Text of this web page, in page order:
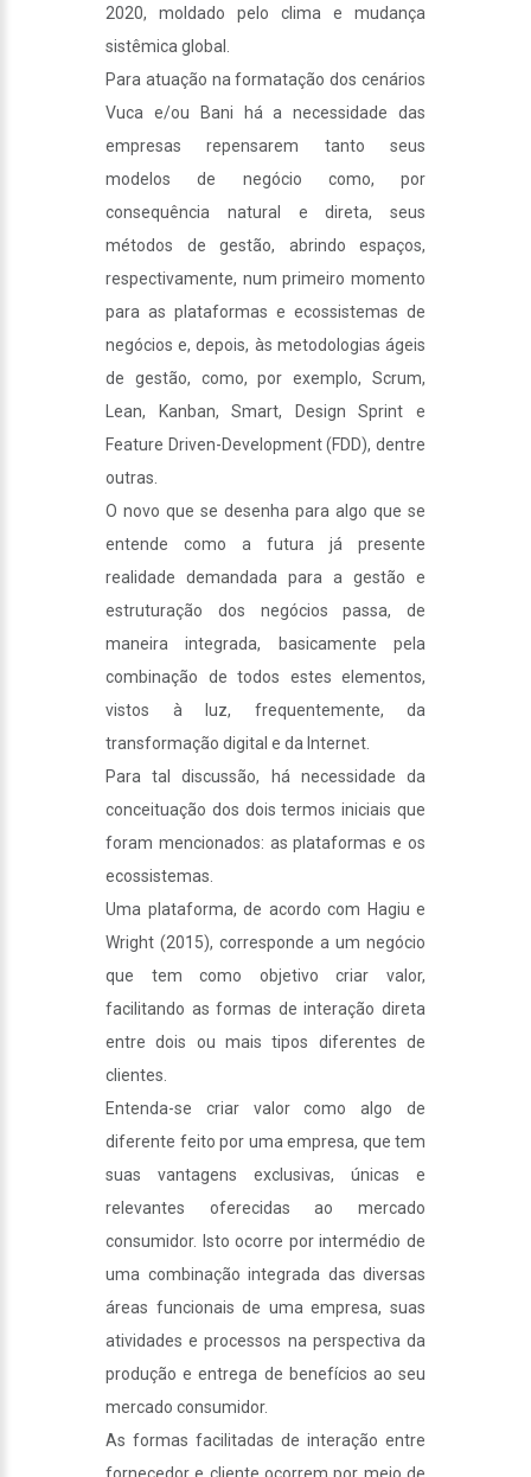
2020, moldado pelo clima e mudança
sistêmica global.
Para atuação na formatação dos cenários
Vuca e/ou Bani há a necessidade das
empresas repensarem tanto seus
modelos de negócio como, por
consequência natural e direta, seus
métodos de gestão, abrindo espaços,
respectivamente, num primeiro momento
para as plataformas e ecossistemas de
negócios e, depois, às metodologias ágeis
de gestão, como, por exemplo, Scrum,
Lean, Kanban, Smart, Design Sprint e
Feature Driven-Development (FDD), dentre
outras.
O novo que se desenha para algo que se
entende como a futura já presente
realidade demandada para a gestão e
estruturação dos negócios passa, de
maneira integrada, basicamente pela
combinação de todos estes elementos,
vistos à luz, frequentemente, da
transformação digital e da Internet.
Para tal discussão, há necessidade da
conceituação dos dois termos iniciais que
foram mencionados: as plataformas e os
ecossistemas.
Uma plataforma, de acordo com Hagiu e
Wright (2015), corresponde a um negócio
que tem como objetivo criar valor,
facilitando as formas de interação direta
entre dois ou mais tipos diferentes de
clientes.
Entenda-se criar valor como algo de
diferente feito por uma empresa, que tem
suas vantagens exclusivas, únicas e
relevantes oferecidas ao mercado
consumidor. Isto ocorre por intermédio de
uma combinação integrada das diversas
áreas funcionais de uma empresa, suas
atividades e processos na perspectiva da
produção e entrega de benefícios ao seu
mercado consumidor.
As formas facilitadas de interação entre
fornecedor e cliente ocorrem por meio de